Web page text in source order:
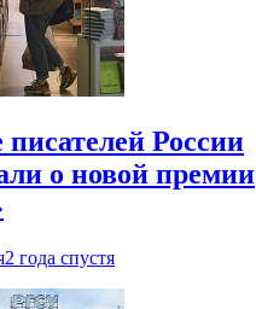
России
о новой премии
2 года спустя